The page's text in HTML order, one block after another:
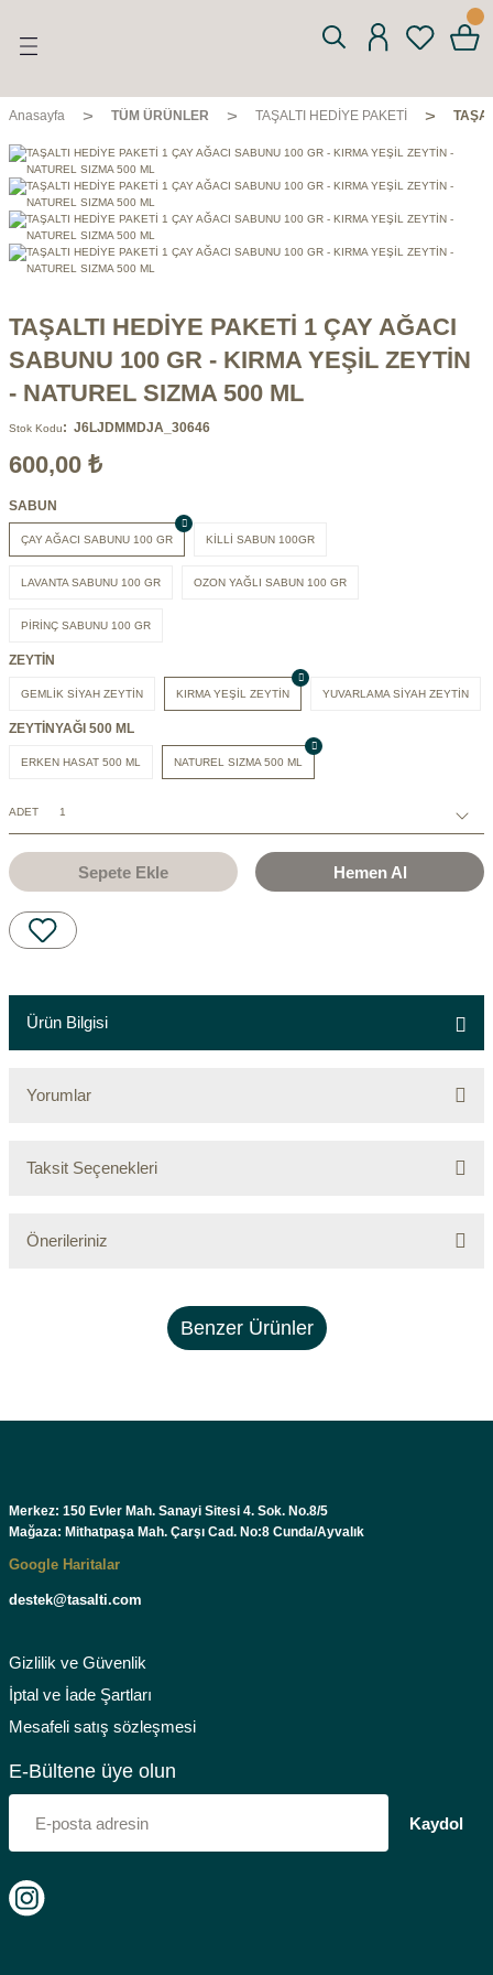
Anasayfa TÜM ÜRÜNLER TAŞALTI HEDİYE PAKETİ
TAŞALTI HEDİYE PAKETİ 1 ÇAY AĞACI
SABUNU 100 GR - KIRMA YEŞİL ZEYTİN
- NATUREL SIZMA 500 ML
Stok Kodu J6LJDMMDJA_30646
600,00 ₺
SABUN
ÇAY AĞACI SABUNU 100 GR KİLLİ SABUN 100GR
LAVANTA SABUNU 100 GR OZON YAĞLI SABUN 100 GR
PİRİNÇ SABUNU 100 GR
ZEYTİN
GEMLİK SİYAH ZEYTİN KIRMA YEŞİL ZEYTİN YUVARLAMA SİYAH ZEYTİN
ZEYTİNYAĞI 500 ML
ERKEN HASAT 500 ML NATUREL SIZMA 500 ML
ADET
Sepete Ekle Hemen Al
Ürün Bilgisi
Yorumlar
Bu ürüne ilk yorumu siz yapın!
Taksit Seçenekleri
Önerileriniz
Görüş ve önerileriniz için teşekkür ederiz.
Bu ürüne benzer farklı alternatifler olmalı.
Benzer Ürünler
Merkez: 150 Evler Mah. Sanayi Sitesi 4. Sok. No.8/5
Mağaza: Mithatpaşa Mah. Çarşı Cad. No:8 Cunda/Ayvalık
Google Haritalar
destek@tasalti.com
Gizlilik ve Güvenlik
İptal ve İade Şartları
Mesafeli satış sözleşmesi
E-Bültene üye olun
Kaydol